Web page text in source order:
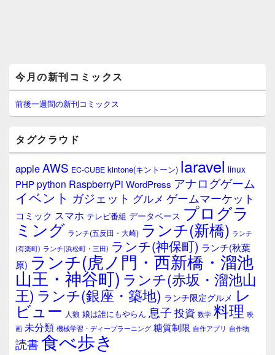
イ
ン
サ
イ
ウ
ィ
ジ
ェ
ア
今月の新刊コミックス
前後一週間の新刊コミックス
タグクラウド
appleAWS EC-CUBE kintone(キントーン) laravel linux
PHPpython RaspberryPi WordPress アナログゲーム
イベント ガジェット グルメ ゲームマーケット
コミック スマホ テレビ番組 データベース プログラ
ミング ランチ(五反田・大崎) ランチ(新橋) ランチ
(有楽町) ランチ(浜松町・三田) ランチ(神保町) ランチ(秋葉
原) ランチ(虎ノ門・西新橋・溜池
山王・神谷町) ランチ(赤坂・溜池山
王) ランチ(銀座・築地) ランチ限定グルメ レ
ビュー 人狼 娘は誰にもやらん 息子 投資 数学 料理 映
画 未分類 機械学習・ディープラーニング 糖質制限 自作アプリ 自作物
読書食べ歩き